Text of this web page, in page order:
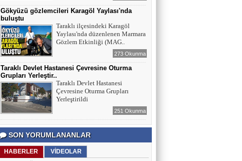
Gökyüzü gözlemcileri Karagöl Yaylası'nda
buluştu
Taraklı ilçesindeki Karagöl
Yaylası'nda düzenlenen Marmara
Gözlem Etkinliği (MAG..
273 Okunma
Taraklı Devlet Hastanesi Çevresine Oturma
Grupları Yerleştir..
Taraklı Devlet Hastanesi
Çevresine Oturma Grupları
Yerleştirildi
251 Okunma
SON YORUMLANANLAR
HABERLER VİDEOLAR